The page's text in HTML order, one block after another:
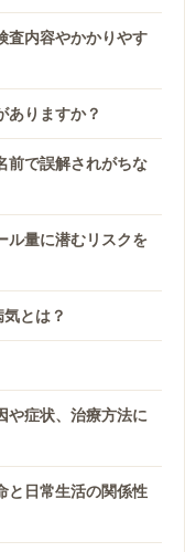
査内容やかかりやす
ありますか？
前で誤解されがちな
ル量に潜むリスクを
とは？
や症状、治療方法に
と日常生活の関係性